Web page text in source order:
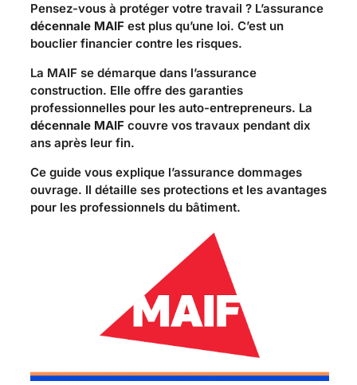
Pensez-vous à protéger votre travail ? L’assurance
décennale MAIF est plus qu’une loi. C’est un
bouclier financier contre les risques.
La MAIF se démarque dans l’assurance
construction. Elle offre des garanties
professionnelles pour les auto-entrepreneurs. La
décennale MAIF couvre vos travaux pendant dix
ans après leur fin.
Ce guide vous explique l’assurance dommages
ouvrage. Il détaille ses protections et les avantages
pour les professionnels du bâtiment.